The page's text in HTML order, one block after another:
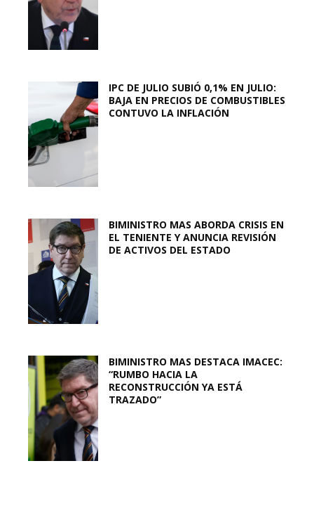
IPC DE JULIO SUBIÓ 0,1% EN JULIO:
BAJA EN PRECIOS DE COMBUSTIBLES
CONTUVO LA INFLACIÓN
BIMINISTRO MAS ABORDA CRISIS EN
EL TENIENTE Y ANUNCIA REVISIÓN
DE ACTIVOS DEL ESTADO
BIMINISTRO MAS DESTACA IMACEC:
“RUMBO HACIA LA
RECONSTRUCCIÓN YA ESTÁ
TRAZADO”